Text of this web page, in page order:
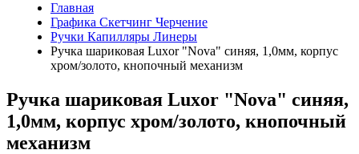
Главная
Графика Скетчинг Черчение
Ручки Капилляры Линеры
Ручка шариковая Luxor "Nova" синяя, 1,0мм, корпус
хром/золото, кнопочный механизм
Ручка шариковая Luxor "Nova" синяя,
1,0мм, корпус хром/золото, кнопочный
механизм